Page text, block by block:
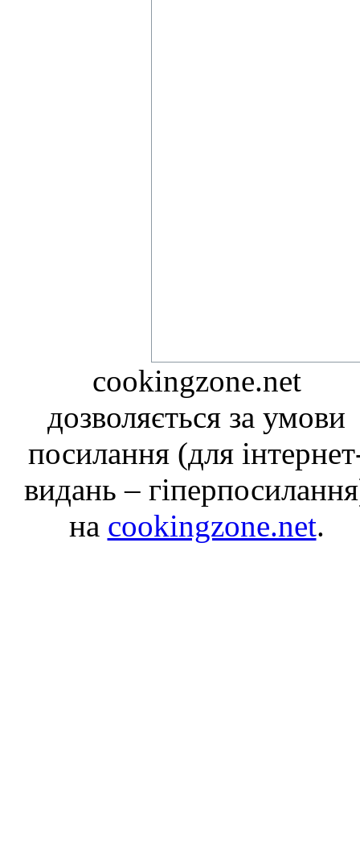
cookingzone.net
дозволяється за умови
посилання (для
видань –
на cookingzone.net.